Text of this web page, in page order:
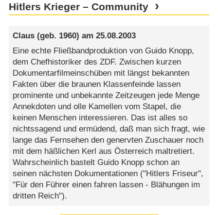
Hitlers Krieger – Community
Claus (geb. 1960) am25.08.2003
Eine echte Fließbandproduktion von Guido Knopp,
dem Chefhistoriker des ZDF. Zwischen kurzen
Dokumentarfilmeinschüben mit längst bekannten
Fakten über die braunen Klassenfeinde lassen
prominente und unbekannte Zeitzeugen jede Menge
Annekdoten und olle Kamellen vom Stapel, die
keinen Menschen interessieren. Das ist alles so
nichtssagend und ermüdend, daß man sich fragt, wie
lange das Fernsehen den genervten Zuschauer noch
mit dem häßlichen Kerl aus Österreich maltretiert.
Wahrscheinlich bastelt Guido Knopp schon an
seinen nächsten Dokumentationen ("Hitlers Friseur",
"Für den Führer einen fahren lassen - Blähungen im
dritten Reich").